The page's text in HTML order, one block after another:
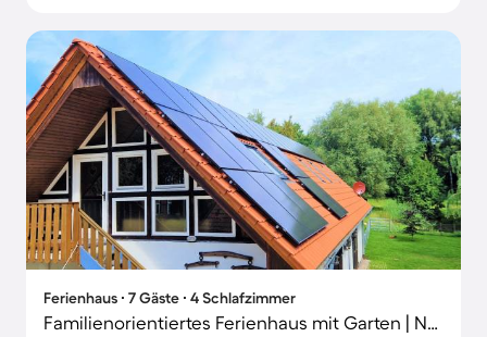
Ferienhaus ∙ 7 Gäste ∙ 4 Schlafzimmer
Familienorientiertes Ferienhaus mit Garten | Naturblick